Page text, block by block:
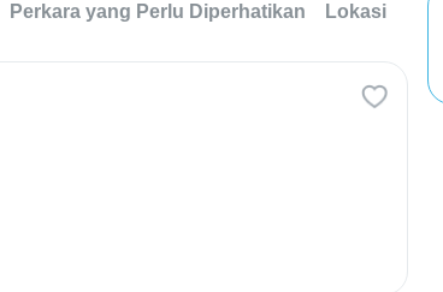
Perkara yang Perlu Diperhatikan Lokasi